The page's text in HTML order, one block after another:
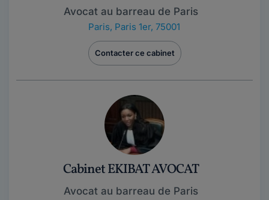
Avocat au barreau de Paris
Paris, Paris 1er, 75001
Contacter ce cabinet
Cabinet EKIBAT AVOCAT
Avocat au barreau de Paris